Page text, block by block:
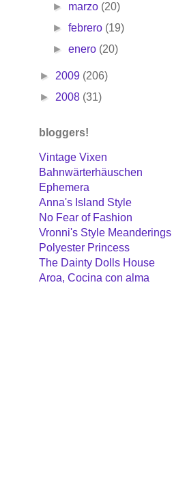
► marzo (20)
► febrero (19)
► enero (20)
► 2009 (206)
► 2008 (31)
bloggers!
Vintage Vixen
Bahnwärterhäuschen
Ephemera
Anna's Island Style
No Fear of Fashion
Vronni's Style Meanderings
Polyester Princess
The Dainty Dolls House
Aroa, Cocina con alma